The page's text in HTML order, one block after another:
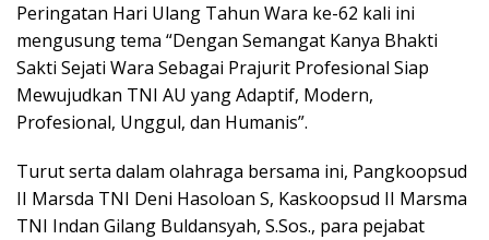
Peringatan Hari Ulang Tahun Wara ke-62 kali ini
mengusung tema “Dengan Semangat Kanya Bhakti
Sakti Sejati Wara Sebagai Prajurit Profesional Siap
Mewujudkan TNI AU yang Adaptif, Modern,
Profesional, Unggul, dan Humanis”.
Turut serta dalam olahraga bersama ini, Pangkoopsud
II Marsda TNI Deni Hasoloan S, Kaskoopsud II Marsma
TNI Indan Gilang Buldansyah, S.Sos., para pejabat